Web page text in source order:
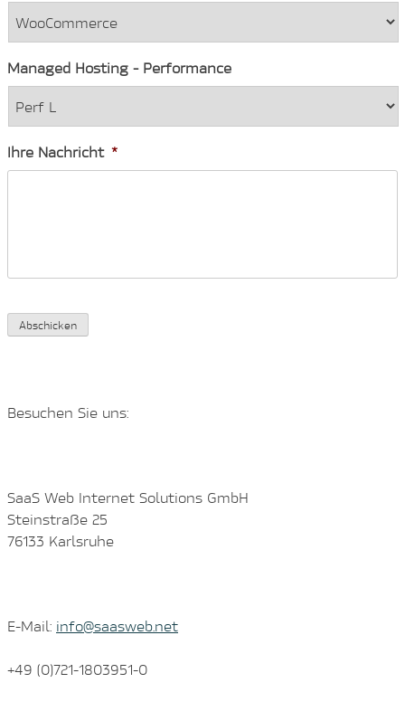
Managed Hosting - Performance
Ihre Nachricht *
Abschicken
Besuchen Sie uns:
SaaS Web Internet Solutions GmbH
Steinstraße 25
76133 Karlsruhe
E-Mail: info@saasweb.net
+49 (0)721-1803951-0